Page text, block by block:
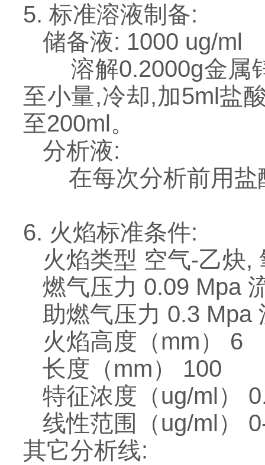
5. 标准溶液制备:
储备液: 1000 ug/ml
溶解0.2000g金属锌
至小量,冷却,加5ml盐
至200ml。
分析液:
在每次分析前用盐
6. 火焰标准条件:
火焰类型 空气-乙炔,
燃气压力 0.09 Mpa
助燃气压力 0.3 Mpa
火焰高度（mm） 6
长度（mm） 100
特征浓度（ug/ml）
线性范围（ug/ml）
其它分析线: